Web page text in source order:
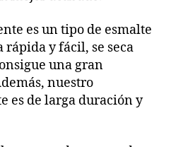
es un tipo de esmalte
rápida y fácil, se seca
una gran
nuestro
es de larga duración y